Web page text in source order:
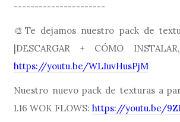
----------------------
🎨Te dejamos nuestro pack de
|DESCARGAR + CÓMO
https://youtu.be/WLIuvHusPjM
Nuestro nuevo pack de texturas a
1.16 WOK FLOWS:https://youtu.be/